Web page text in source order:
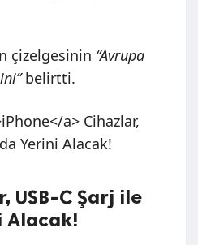
çizelgesinin “Avrupa
belirtti.
USB-C Şarj ile
Alacak!